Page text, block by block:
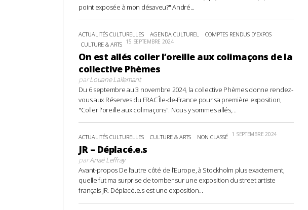
point exposée à mon désaveu?" André...
ACTUALITÉS CULTURELLES AGENDA CULTUREL
COMPTES RENDUS D'EXPOS
CULTURE & ARTS 15 SEPTEMBRE 2024
On est allés coller l’oreille aux colimaçons de la
collective Phèmes
parLouane Lallemant
Du 6 septembre au 3 novembre 2024, la collective Phèmes donne rendez-
vous aux Réserves du FRAC Île-de-France pour sa première exposition,
"Coller l'oreille aux colimaçons". Nous y sommes allés,...
ACTUALITÉS CULTURELLES CULTURE & ARTS NON CLASSÉ 1 SEPTEMBRE 2024
JR – Déplacé.e.s
parAnaë Leffray
Avant-propos De l’autre côté de l’Europe, à Stockholm plus exactement,
quelle fut ma surprise de tomber sur une exposition du street artiste
français JR. Déplacé.e.s est une exposition...